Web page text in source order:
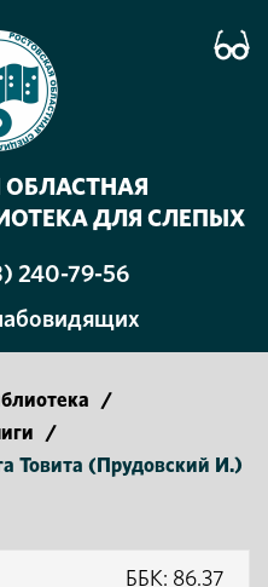
ОБЛАСТНАЯ
ДЛЯ СЛЕПЫХ
240-79-56
/
/
Товита (Прудовский И.)
ББК: 86.37